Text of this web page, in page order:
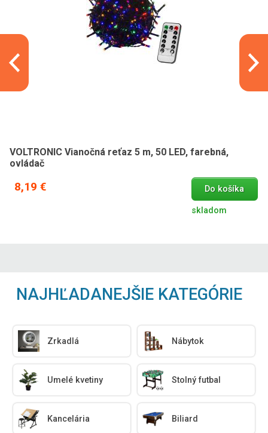
VOLTRONIC Vianočná reťaz 5 m, 50 LED, farebná,
ovládač
8,19 € Do košíka
skladom
NAJHĽADANEJŠIE KATEGÓRIE
Zrkadlá Nábytok
Umelé kvetiny Stolný futbal
Kancelária Biliard